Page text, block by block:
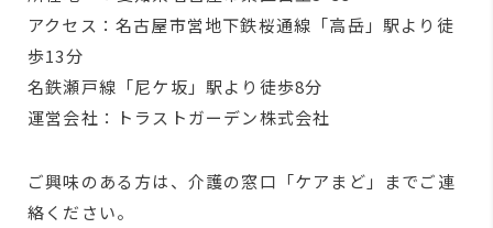
アクセス：名古屋市営地下鉄桜通線「高岳」駅より徒
歩13分
名鉄瀬戸線「尼ケ坂」駅より徒歩8分
運営会社：トラストガーデン株式会社
ご興味のある方は、介護の窓口「ケアまど」までご連
絡ください。